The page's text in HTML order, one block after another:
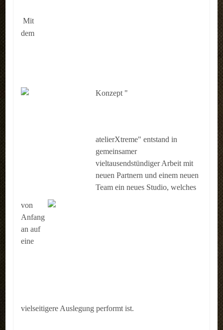
Mit
dem
Konzept "
atelierXtreme" entstand in
gemeinsamer
vieltausendstündiger Arbeit mit
neuen Partnern und einem neuen
Team ein neues Studio, welches
von
Anfang
an auf
eine
vielseitigere Auslegung performt ist.